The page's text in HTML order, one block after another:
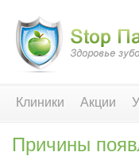
Клиники Акции
Причины